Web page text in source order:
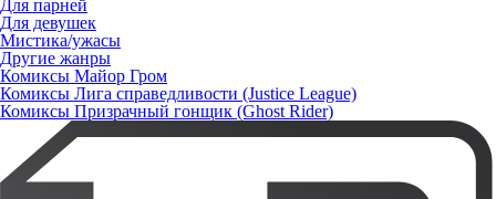
Для парней
Для девушек
Мистика/ужасы
Другие жанры
Комиксы Майор Гром
Комиксы Лига справедливости (Justice League)
Комиксы Призрачный гонщик (Ghost Rider)